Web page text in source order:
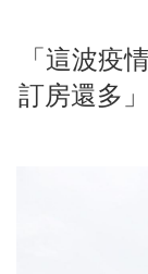
「這波疫
訂房還多